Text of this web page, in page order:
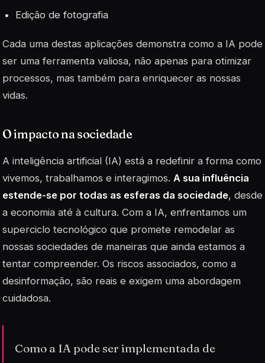
Edição de fotografia
Cada uma destas aplicações demonstra como a IA pode
ser uma ferramenta valiosa, não apenas para otimizar
processos, mas também para enriquecer as nossas
vidas.
O impacto na sociedade
A inteligência artificial (IA) está a redefinir a forma como
vivemos, trabalhamos e interagimos. A sua influência
estende-se por todas as esferas da sociedade, desde
a economia até à cultura. Com a IA, enfrentamos um
superciclo tecnológico que promete remodelar as
nossas sociedades de maneiras que ainda estamos a
tentar compreender. Os riscos associados, como a
desinformação, são reais e exigem uma abordagem
cuidadosa.
Como a IA pode ser implementada de